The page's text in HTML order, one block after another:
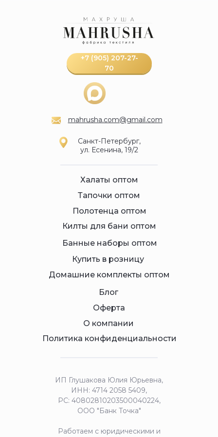
Работаем с юридическими и
ИП Глушакова Юлия Юрьевна,
ИНН: 4714 2058 5409,
РС: 40802810203500040224,
ООО "Банк Точка"
Санкт-Петербург,
ул. Есенина, 19/2
mahrusha.com@gmail.com
+7 (905) 207-27-
70
Домашние комплекты оптом
Купить в розницу
Банные наборы оптом
Килты для бани оптом
Полотенца оптом
Тапочки оптом
Халаты оптом
Политика конфиденциальности
Оферта
О компании
Блог